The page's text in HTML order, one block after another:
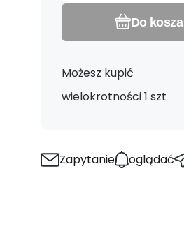
Do kosza
Możesz kupić
wielokrotności 1 szt
Zapytanie oglądać